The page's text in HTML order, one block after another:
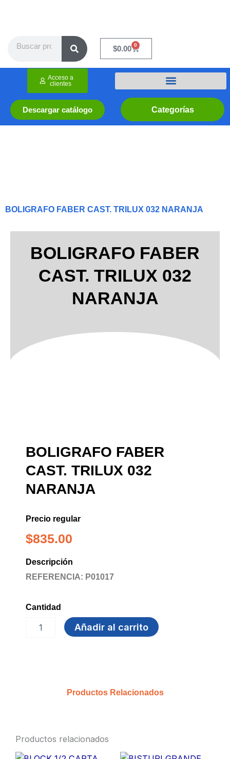
$0.00 0
Cart
Categorías
Descargar catálogo
Acceso a
clientes
BOLIGRAFO FABER CAST. TRILUX 032 NARANJA
BOLIGRAFO FABER
CAST. TRILUX 032
NARANJA
BOLIGRAFO FABER
CAST. TRILUX 032
NARANJA
Precio regular
$835.00
Descripción
REFERENCIA: P01017
Cantidad
FABER
Añadir al carrito
Productos Relacionados
Productos relacionados